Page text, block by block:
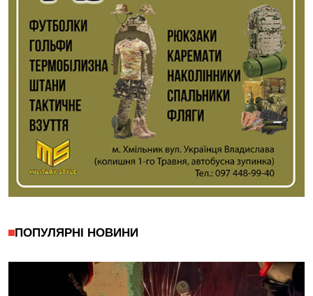
ПОПУЛЯРНІ НОВИНИ